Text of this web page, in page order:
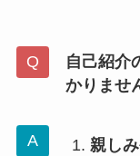
自己紹介
かりませ
親し